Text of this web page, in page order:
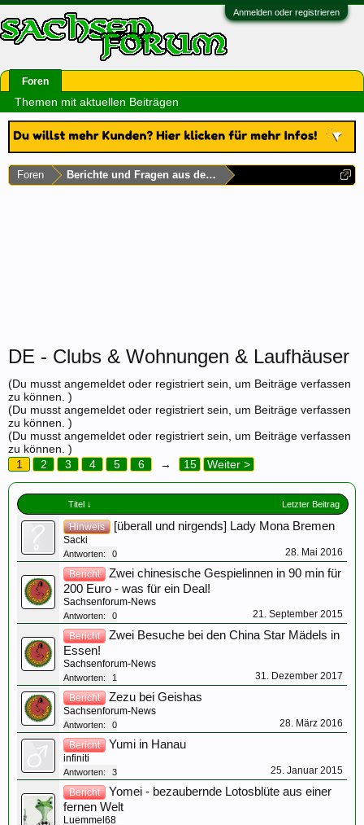
Anmelden oder registrieren
Foren Berichte und Fragen aus dem Rest Deutschlands
DE - Clubs & Wohnungen & Laufhäuser
(Du musst angemeldet oder registriert sein, um Beiträge verfassen
zu können. )
(Du musst angemeldet oder registriert sein, um Beiträge verfassen
zu können. )
(Du musst angemeldet oder registriert sein, um Beiträge verfassen
zu können. )
1
2 3 4 5 6 → 15 Weiter >
Titel ↓ Letzter Beitrag
Hinweis [überall und nirgends] Lady Mona Bremen
Sacki
Antworten: 0 28. Mai 2016
Bericht
Zwei chinesische Gespielinnen in 90 min für
200 Euro - was für ein Deal!
Sachsenforum-News
Antworten: 0 21. September 2015
Bericht
Zwei Besuche bei den China Star Mädels in
Essen!
Sachsenforum-News
Antworten: 1 31. Dezember 2017
Bericht Zezu bei Geishas
Sachsenforum-News
Antworten: 0 28. März 2016
Bericht Yumi in Hanau
infiniti
Antworten: 3 25. Januar 2015
Bericht
Yomei - bezaubernde Lotosblüte aus einer
fernen Welt
Luemmel68
Foren
Themen mit aktuellen Beiträgen